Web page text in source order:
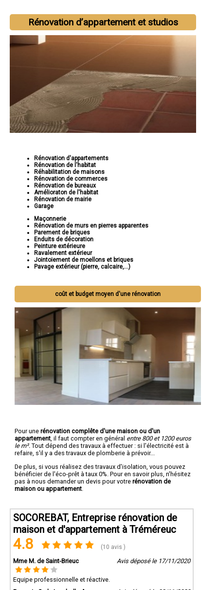
Rénovation d’appartement et studios
Rénovation d'appartements
Rénovation de l'habitat
Réhabilitation de maisons
Rénovation de commerces
Rénovation de bureaux
Amélioraton de l'habitat
Rénovation de mairie
Garage
Maçonnerie
Rénovation de murs en pierres apparentes
Parement de briques
Enduits de décoration
Peinture extérieure
Ravalement extérieur
Jointoiement de moellons et briques
Pavage extérieur (pierre, calcaire,...)
coût et budget moyen d'une rénovation
Pour une rénovation complête d'une maison ou d'un
appartement , il faut compter en général entre 800 et 1200 euros
le m². Tout dépend des travaux à effectuer : si l'électricité est à
refaire, s'il y a des travaux de plomberie à prévoir...
De plus, si vous réalisez des travaux d'isolation, vous pouvez
bénéficier de l'éco-prêt à taux 0%. Pour en savoir plus, n'hésitez
pas à nous demander un devis pour votre rénovation de
maison ou appartement
SOCOREBAT, Entreprise rénovation de
maison et d'appartement à Tréméreuc
4.8 (10 avis )
Mme M. de Saint-Brieuc Avis déposé le 17/11/2020
Equipe professionnelle et réactive.